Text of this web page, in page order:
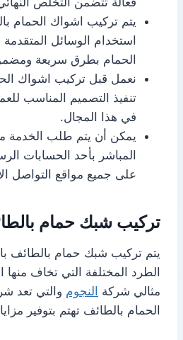
يتم تركيب اشواك الحمام
استخدام الوسائل
الحمام بطرق سريعة
نعمل قبل تركيب اشواك
تنفيذ التصميم المناسب
في هذا المجال.
يمكن أن يتم طلب الخدمة
المباشر بأحد الحسابات
على جميع مواقع التواصل
تركيب شبك حمام
يتم تركيب شبك حمام بالطائف
الطرد المختلفة التي تخاف
مثالي شركة النجوم والتي تعد
الحمام بالطائف تهتم بتوفير